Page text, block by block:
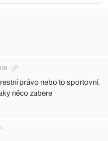
právo nebo to sportovní.
něco zabere